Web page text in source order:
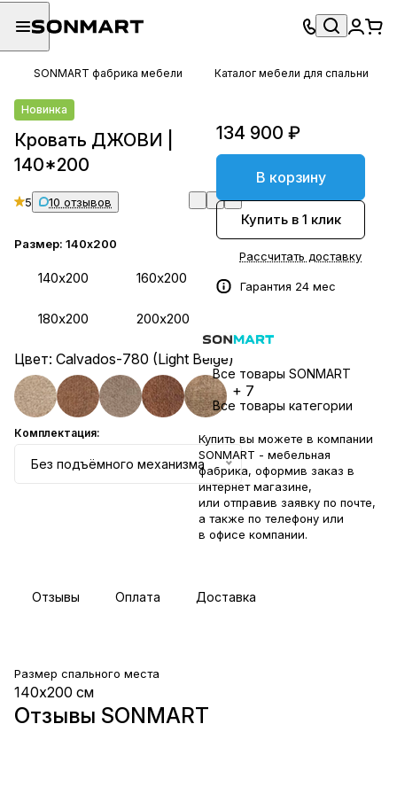
SONMART фабрика мебели Каталог мебели для спальни
Новинка
Кровать ДЖОВИ |
140*200
5 10 отзывов
Размер: 140х200
140х200 160х200
180х200 200х200
Цвет: Calvados-780 (Light Beige)
+ 7
Комплектация:
Без подъёмного механизма
134 900 ₽
В корзину
Купить в 1 клик
Рассчитать доставку
Гарантия 24 мес
Все товары SONMART
Все товары категории
Купить вы можете в компании
SONMART - мебельная
фабрика, оформив заказ в
интернет магазине,
или отправив заявку по почте,
а также по телефону или
в офисе компании.
Отзывы Оплата Доставка
Размер спального места
140х200 см
Отзывы SONMART